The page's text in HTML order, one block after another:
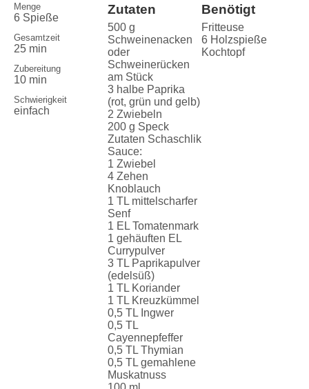
Menge
6 Spieße
Gesamtzeit
25 min
Zubereitung
10 min
Schwierigkeit
einfach
Zutaten
500 g
Schweinenacken
oder
Schweinerücken
am Stück
3 halbe Paprika
(rot, grün und gelb)
2 Zwiebeln
200 g Speck
Zutaten Schaschlik
Sauce:
1 Zwiebel
4 Zehen
Knoblauch
1 TL mittelscharfer
Senf
1 EL Tomatenmark
1 gehäuften EL
Currypulver
3 TL Paprikapulver
(edelsüß)
1 TL Koriander
1 TL Kreuzkümmel
0,5 TL Ingwer
0,5 TL
Cayennepfeffer
0,5 TL Thymian
0,5 TL gemahlene
Muskatnuss
Benötigt
Fritteuse
6 Holzspieße
Kochtopf